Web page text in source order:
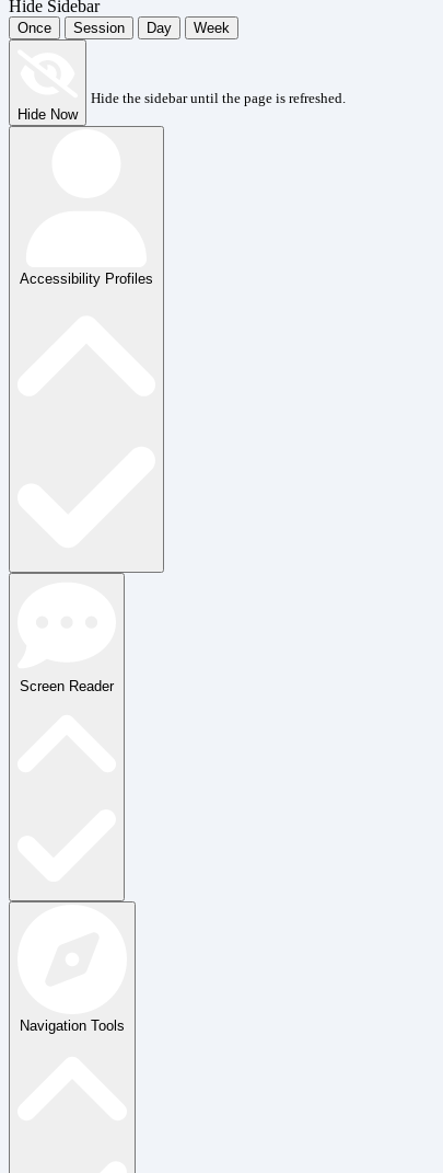
Hide Sidebar
Once Session Day Week
Hide Now
Hide the sidebar until the page is refreshed.
Accessibility Profiles
Screen Reader
Navigation Tools